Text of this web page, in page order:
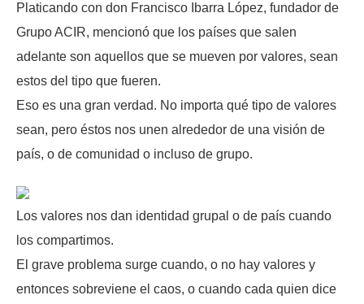
Platicando con don Francisco Ibarra López, fundador de
Grupo ACIR, mencionó que los países que salen
adelante son aquellos que se mueven por valores, sean
estos del tipo que fueren.
Eso es una gran verdad. No importa qué tipo de valores
sean, pero éstos nos unen alrededor de una visión de
país, o de comunidad o incluso de grupo.
Los valores nos dan identidad grupal o de país cuando
los compartimos.
El grave problema surge cuando, o no hay valores y
entonces sobreviene el caos, o cuando cada quien dice